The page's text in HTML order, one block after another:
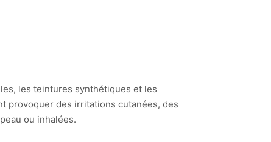
les teintures synthétiques et les
provoquer des irritations cutanées, des
ou inhalées.